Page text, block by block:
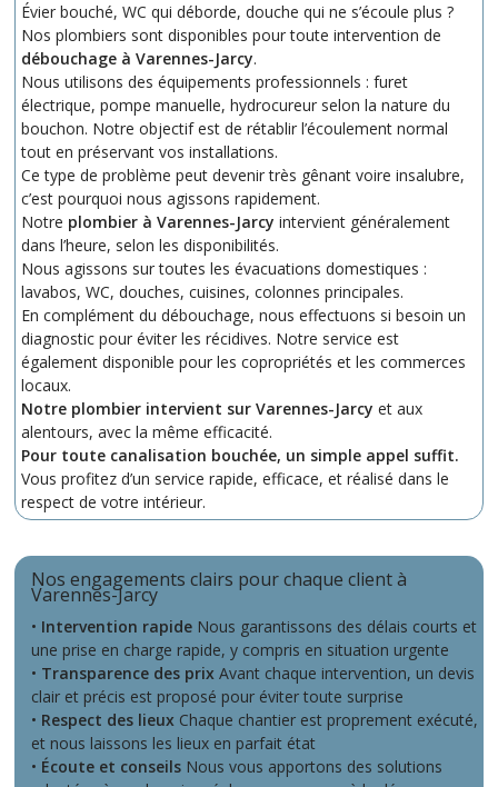
Évier bouché, WC qui déborde, douche qui ne s’écoule plus ?
Nos plombiers sont disponibles pour toute intervention de
débouchage à Varennes-Jarcy.
Nous utilisons des équipements professionnels : furet
électrique, pompe manuelle, hydrocureur selon la nature du
bouchon. Notre objectif est de rétablir l’écoulement normal
tout en préservant vos installations.
Ce type de problème peut devenir très gênant voire insalubre,
c’est pourquoi nous agissons rapidement.
Notre plombier à Varennes-Jarcy intervient généralement
dans l’heure, selon les disponibilités.
Nous agissons sur toutes les évacuations domestiques :
lavabos, WC, douches, cuisines, colonnes principales.
En complément du débouchage, nous effectuons si besoin un
diagnostic pour éviter les récidives. Notre service est
également disponible pour les copropriétés et les commerces
locaux.
Notre plombier intervient sur Varennes-Jarcy et aux
alentours, avec la même efficacité.
Pour toute canalisation bouchée, un simple appel suffit.
Vous profitez d’un service rapide, efficace, et réalisé dans le
respect de votre intérieur.
Nos engagements clairs pour chaque client à
Varennes-Jarcy
• Intervention rapide Nous garantissons des délais courts et
une prise en charge rapide, y compris en situation urgente
• Transparence des prix Avant chaque intervention, un devis
clair et précis est proposé pour éviter toute surprise
• Respect des lieux Chaque chantier est proprement exécuté,
et nous laissons les lieux en parfait état
• Écoute et conseils Nous vous apportons des solutions